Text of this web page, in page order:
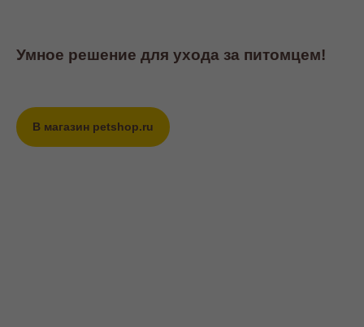
Умное решение для ухода за питомцем!
В магазин petshop.ru